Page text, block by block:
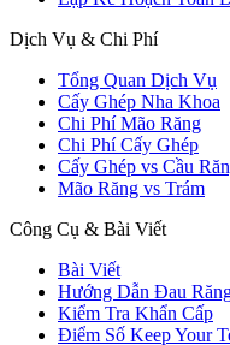
Dịch Vụ & Chi Phí
Tổng Quan Dịch Vụ
Cấy Ghép Nha Khoa
Chi Phí Mão Răng
Chi Phí Cấy Ghép
Cấy Ghép vs Cầu
Mão Răng vs Trám
Công Cụ & Bài Viết
Bài Viết
Hướng Dẫn Đau
Kiểm Tra Khẩn Cấp
Điểm Số Keep Your